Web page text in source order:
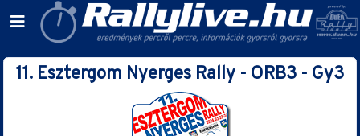
11. Esztergom Nyerges Rally - ORB3 - Gy3